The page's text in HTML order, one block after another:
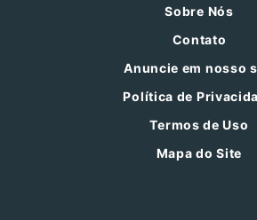
Sobre Nós
Contato
Anuncie em nosso
Política de
Termos de Uso
Mapa do Site